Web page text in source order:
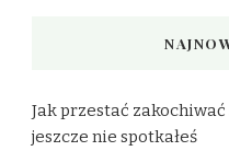
Jak przestać
jeszcze nie spotkałeś